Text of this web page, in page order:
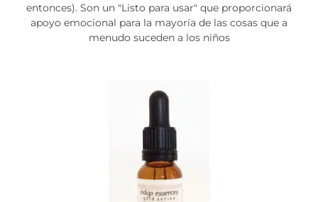
entonces). Son un "Listo para usar" que proporcionará
apoyo emocional para la mayoría de las cosas que a
menudo suceden a los niños